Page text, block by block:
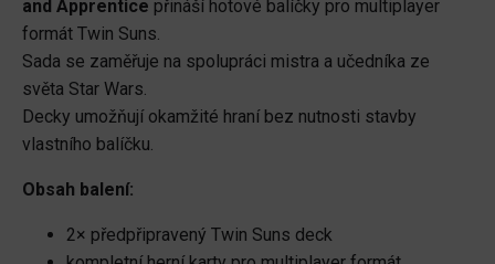
and Apprentice přináší hotové balíčky pro multiplayer
formát Twin Suns.
Sada se zaměřuje na spolupráci mistra a učedníka ze
světa Star Wars.
Decky umožňují okamžité hraní bez nutnosti stavby
vlastního balíčku.
Obsah balení:
2× předpřipravený Twin Suns deck